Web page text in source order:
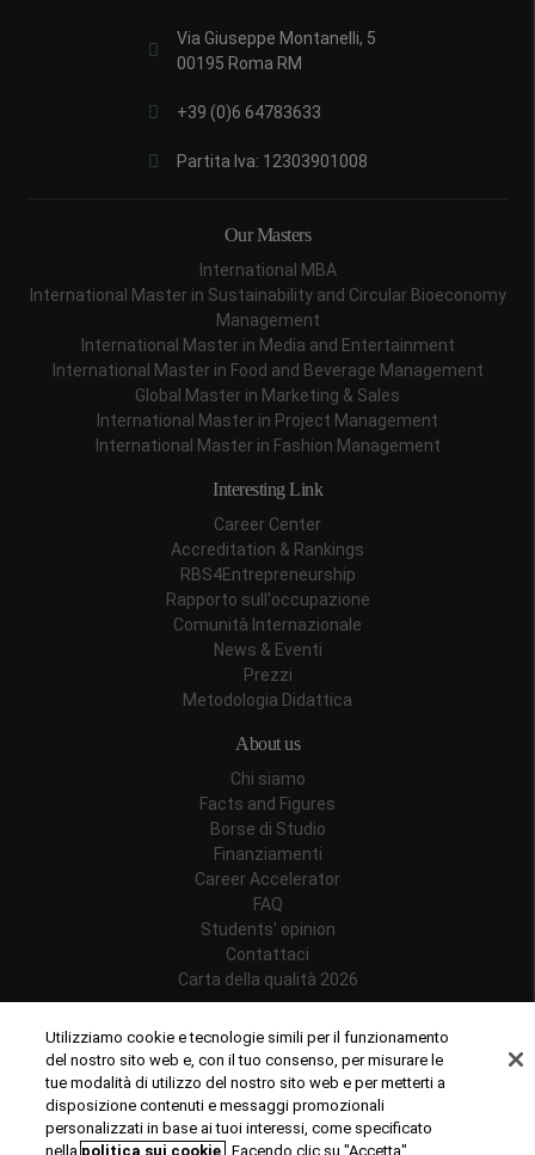
Via Giuseppe Montanelli, 5
00195 Roma RM
+39 (0)6 64783633
Partita Iva: 12303901008
Our Masters
International MBA
International Master in Sustainability and Circular Bioeconomy
Management
International Master in Media and Entertainment
International Master in Food and Beverage Management
Global Master in Marketing & Sales
International Master in Project Management
International Master in Fashion Management
Interesting Link
Career Center
Accreditation & Rankings
RBS4Entrepreneurship
Rapporto sull'occupazione
Comunità Internazionale
News & Eventi
Prezzi
Metodologia Didattica
About us
Chi siamo
Facts and Figures
Borse di Studio
Finanziamenti
Career Accelerator
FAQ
Students' opinion
Contattaci
Carta della qualità 2026
Riconoscimenti
Utilizziamo cookie e tecnologie simili per il funzionamento
del nostro sito web e, con il tuo consenso, per misurare le
tue modalità di utilizzo del nostro sito web e per metterti a
disposizione contenuti e messaggi promozionali
personalizzati in base ai tuoi interessi, come specificato
nella politica sui cookie . Facendo clic su "Accetta",